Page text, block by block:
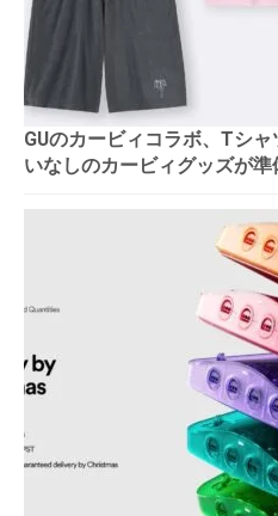
GUのカービィコラボ、Tシ
いなしのカービィグッズが準